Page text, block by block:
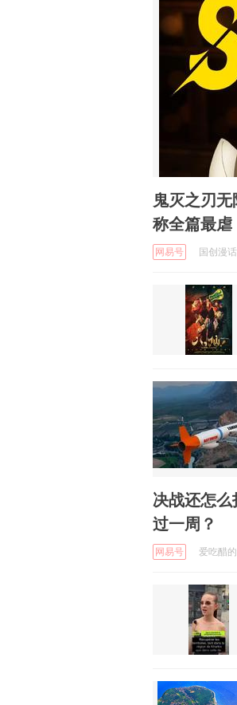
鬼灭之刃
称全篇最虐
网易号 国创漫
决战还怎
过一周？
网易号 爱吃醋